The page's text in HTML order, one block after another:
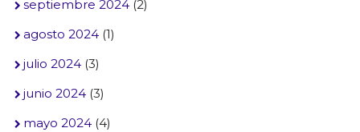
septiembre 2024(2)
agosto 2024(1)
julio 2024(3)
junio 2024(3)
mayo 2024(4)